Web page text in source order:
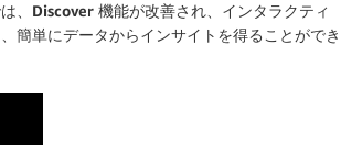
、 Discover 機能が改善され、インタラクティ
簡単にデータからインサイトを得ることができ